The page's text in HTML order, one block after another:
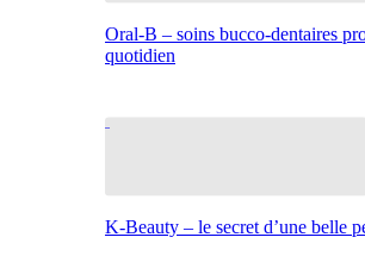
Oral-B – soins bucco-dentaires
quotidien
K-Beauty – le secret d’une belle